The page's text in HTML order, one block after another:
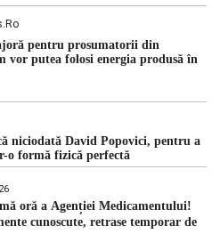
pentru prosumatorii din
vor putea folosi energia produsă în
niciodată David Popovici, pentru a
o formă fizică perfectă
oră a Agenției Medicamentului!
cunoscute, retrase temporar de